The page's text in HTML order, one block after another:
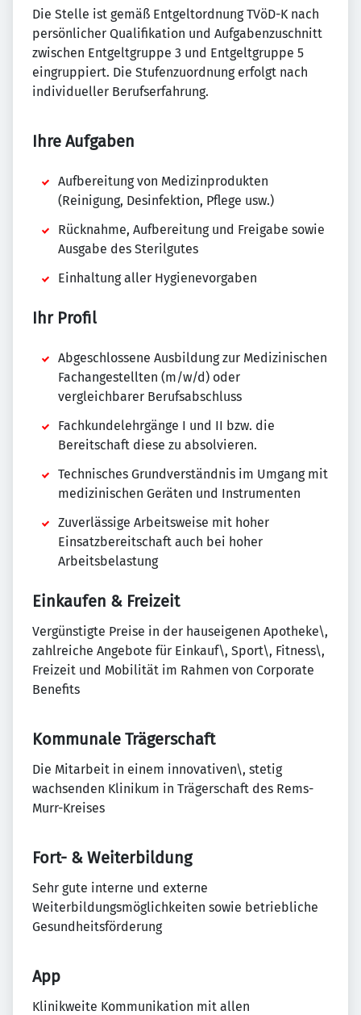
Die Stelle ist gemäß Entgeltordnung TVöD-K nach
persönlicher Qualifikation und Aufgabenzuschnitt
zwischen Entgeltgruppe 3 und Entgeltgruppe 5
eingruppiert. Die Stufenzuordnung erfolgt nach
individueller Berufserfahrung.
Ihre Aufgaben
Aufbereitung von Medizinprodukten
(Reinigung, Desinfektion, Pflege usw.)
Rücknahme, Aufbereitung und Freigabe sowie
Ausgabe des Sterilgutes
Einhaltung aller Hygienevorgaben
Ihr Profil
Abgeschlossene Ausbildung zur Medizinischen
Fachangestellten (m/w/d) oder
vergleichbarer Berufsabschluss
Fachkundelehrgänge I und II bzw. die
Bereitschaft diese zu absolvieren.
Technisches Grundverständnis im Umgang mit
medizinischen Geräten und Instrumenten
Zuverlässige Arbeitsweise mit hoher
Einsatzbereitschaft auch bei hoher
Arbeitsbelastung
Einkaufen & Freizeit
Vergünstigte Preise in der hauseigenen Apotheke\,
zahlreiche Angebote für Einkauf\, Sport\, Fitness\,
Freizeit und Mobilität im Rahmen von Corporate
Benefits
Kommunale Trägerschaft
Die Mitarbeit in einem innovativen\, stetig
wachsenden Klinikum in Trägerschaft des Rems-
Murr-Kreises
Fort- & Weiterbildung
Sehr gute interne und externe
Weiterbildungsmöglichkeiten sowie betriebliche
Gesundheitsförderung
App
Klinikweite Kommunikation mit allen